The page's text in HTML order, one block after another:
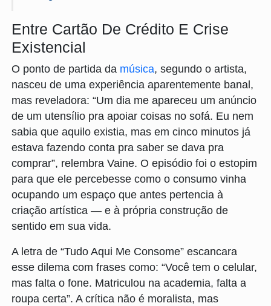
Entre Cartão De Crédito E Crise
Existencial
O ponto de partida da música, segundo o artista,
nasceu de uma experiência aparentemente banal,
mas reveladora: “Um dia me apareceu um anúncio
de um utensílio pra apoiar coisas no sofá. Eu nem
sabia que aquilo existia, mas em cinco minutos já
estava fazendo conta pra saber se dava pra
comprar”, relembra Vaine. O episódio foi o estopim
para que ele percebesse como o consumo vinha
ocupando um espaço que antes pertencia à
criação artística — e à própria construção de
sentido em sua vida.
A letra de “Tudo Aqui Me Consome” escancara
esse dilema com frases como: “Você tem o celular,
mas falta o fone. Matriculou na academia, falta a
roupa certa”. A crítica não é moralista, mas